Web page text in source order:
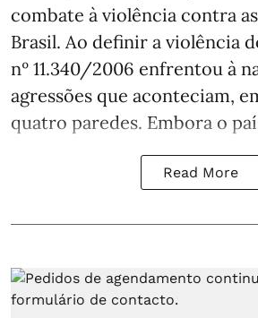
combate à violência contra
Brasil. Ao definir a violência
nº 11.340/2006 enfrentou à
agressões que aconteciam,
quatro paredes. Embora o
Read More